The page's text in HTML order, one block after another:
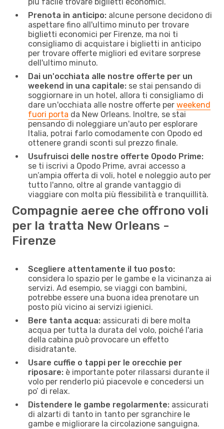
Prenota in anticipo: alcune persone decidono di
aspettare fino all'ultimo minuto per trovare
biglietti economici per Firenze, ma noi ti
consigliamo di acquistare i biglietti in anticipo
per trovare offerte migliori ed evitare sorprese
dell'ultimo minuto.
Dai un'occhiata alle nostre offerte per un
weekend in una capitale: se stai pensando di
soggiornare in un hotel, allora ti consigliamo di
dare un'occhiata alle nostre offerte per weekend
fuori porta da New Orleans. Inoltre, se stai
pensando di noleggiare un'auto per esplorare
Italia, potrai farlo comodamente con Opodo ed
ottenere grandi sconti sul prezzo finale.
Usufruisci delle nostre offerte Opodo Prime:
se ti iscrivi a Opodo Prime, avrai accesso a
un’ampia offerta di voli, hotel e noleggio auto per
tutto l'anno, oltre al grande vantaggio di
viaggiare con molta più flessibilità e tranquillità.
Compagnie aeree che offrono voli
per la tratta New Orleans -
Firenze
Scegliere attentamente il tuo posto:
considera lo spazio per le gambe e la vicinanza ai
servizi. Ad esempio, se viaggi con bambini,
potrebbe essere una buona idea prenotare un
posto più vicino ai servizi igienici.
Bere tanta acqua: assicurati di bere molta
acqua per tutta la durata del volo, poiché l'aria
della cabina può provocare un effetto
disidratante.
Usare cuffie o tappi per le orecchie per
riposare: è importante poter rilassarsi durante il
volo per renderlo piú piacevole e concedersi un
po’ di relax.
Distendere le gambe regolarmente: assicurati
di alzarti di tanto in tanto per sgranchire le
gambe e migliorare la circolazione sanguigna.